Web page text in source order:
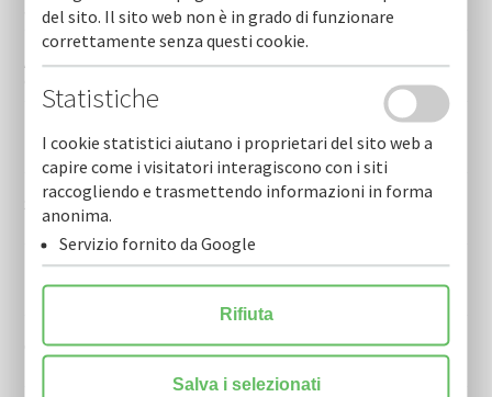
antiusura
Agroalimentare, 40 milioni dal bando “filiere di puglia” –
Più risorse per le imprese! nuova convenzione cofidi.it –
banca aidexa
Sospensione avvisi pubblici finanziati con risorse fesr–
fse+ 2021-2027 minipia e minipia turismo
milioni di euro per garantire i finanziamenti alle imprese
Con il fondo rischi new mise garanzia cofidi.it fino all’80%
per finanziamenti alle pmi su tutto il territorio italiano.
del sito. Il sito web non è in grado di funzionare
correttamente senza questi cookie.
Statistiche
I cookie statistici aiutano i proprietari del sito web a
capire come i visitatori interagiscono con i siti
raccogliendo e trasmettendo informazioni in forma
anonima.
Servizio fornito da Google
Rifiuta
Salva i selezionati